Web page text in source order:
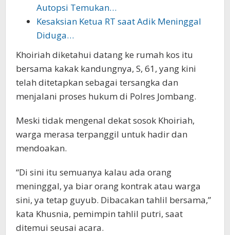
Autopsi Temukan…
Kesaksian Ketua RT saat Adik Meninggal
Diduga…
Khoiriah diketahui datang ke rumah kos itu
bersama kakak kandungnya, S, 61, yang kini
telah ditetapkan sebagai tersangka dan
menjalani proses hukum di Polres Jombang.
Meski tidak mengenal dekat sosok Khoiriah,
warga merasa terpanggil untuk hadir dan
mendoakan.
“Di sini itu semuanya kalau ada orang
meninggal, ya biar orang kontrak atau warga
sini, ya tetap guyub. Dibacakan tahlil bersama,”
kata Khusnia, pemimpin tahlil putri, saat
ditemui seusai acara.